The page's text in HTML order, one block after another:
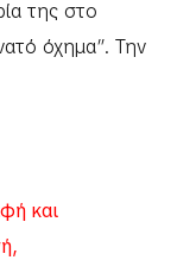
της στο
όχημα”. Την
και